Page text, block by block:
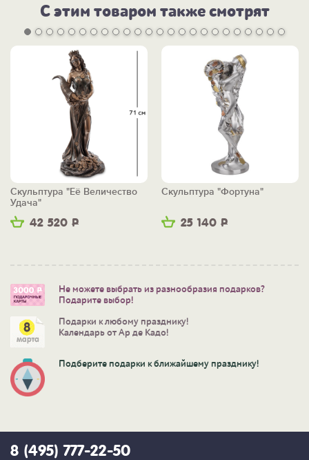
С этим товаром также смотрят
42 520 Р
Скульптура "Её Величество
Удача"
25 140 Р
Скульптура "Фортуна"
Не можете выбрать из разнообразия подарков?
Подарите выбор!
Подарки к любому празднику!
Календарь от Ар де Кадо!
Подберите подарки к ближайшему празднику!
8 (495) 777-22-50